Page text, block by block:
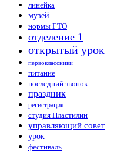
линейка
музей
нормы ГТО
отделение 1
открытый урок
первоклассники
питание
последний звонок
праздник
регистрация
студия Пластилин
управляющий совет
урок
фестиваль